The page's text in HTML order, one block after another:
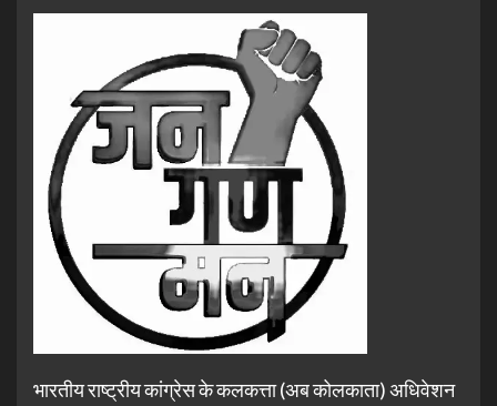
भारतीय राष्ट्रीय कांग्रेस के कलकत्ता (अब कोलकाता) अधिवेशन